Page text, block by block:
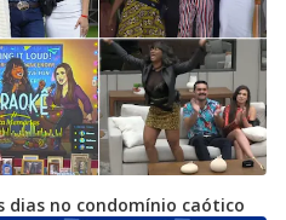
no condomínio caótico